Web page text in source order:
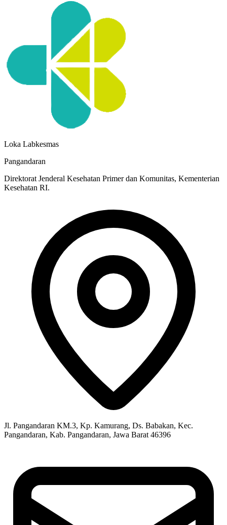
Loka Labkesmas
Pangandaran
Direktorat Jenderal Kesehatan Primer dan Komunitas, Kementerian
Kesehatan RI.
Jl. Pangandaran KM.3, Kp. Kamurang, Ds. Babakan, Kec.
Pangandaran, Kab. Pangandaran, Jawa Barat 46396